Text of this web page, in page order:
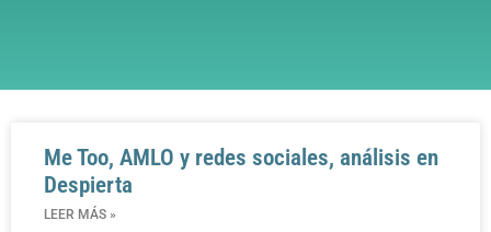
Me Too, AMLO y redes sociales, análisis en
Despierta
LEER MÁS »